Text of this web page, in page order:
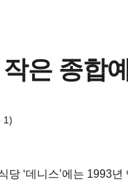
은 종합
1)
당 ‘데니스’에는 1993